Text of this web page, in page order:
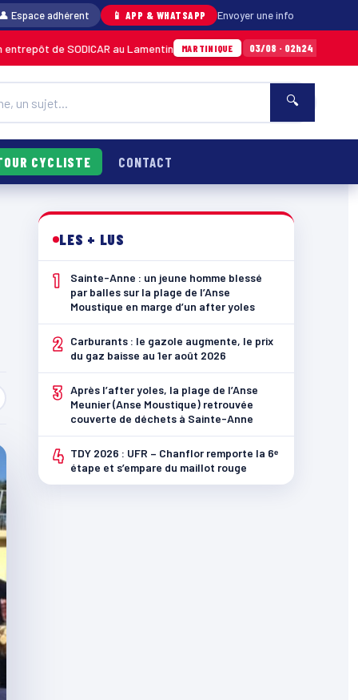
👤 Espace adhérent 📱 APP & WHATSAPP Envoyer une info
au Lamentin MARTINIQUE 03/08 · 02h24 Sainte-Anne : un
🔍
CYCLISTE CONTACT
LES + LUS
1
Sainte-Anne : un jeune homme blessé
par balles sur la plage de l’Anse
Moustique en marge d’un after yoles
2
Carburants : le gazole augmente, le prix
du gaz baisse au 1er août 2026
3 Après l’after yoles, la plage de l’Anse
Meunier (Anse Moustique) retrouvée
couverte de déchets à Sainte-Anne
4 TDY 2026 : UFR – Chanflor remporte la 6ᵉ
étape et s’empare du maillot rouge